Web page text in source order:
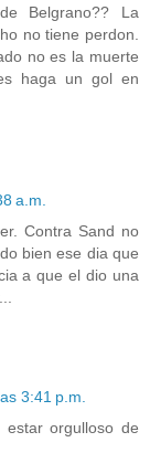
Belgrano?? La
no tiene perdon.
no es la muerte
haga un gol en
a.m.
Contra Sand no
bien ese dia que
a que el dio una
3:41 p.m.
orgulloso de